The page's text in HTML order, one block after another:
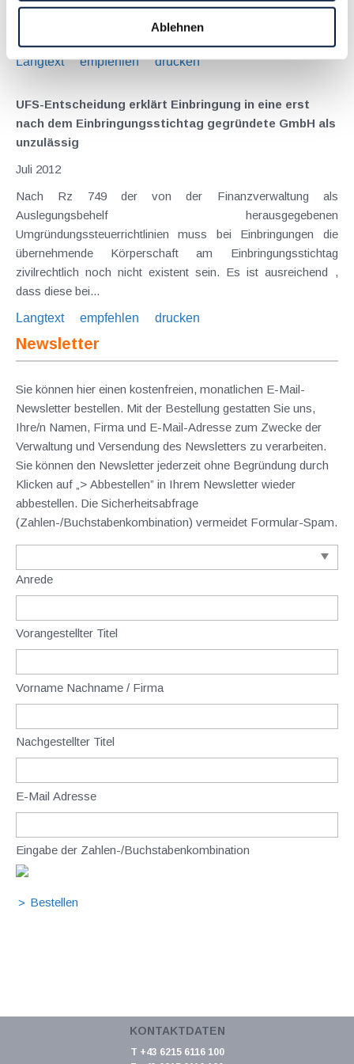
Ablehnen
zur gängigen Verwaltungspraxis...
Langtext
empfehlen drucken
UFS-Entscheidung erklärt Einbringung in eine erst
nach dem Einbringungsstichtag gegründete GmbH als
unzulässig
Juli 2012
Nach Rz 749 der von der Finanzverwaltung als
Auslegungsbehelf herausgegebenen
Umgründungssteuerrichtlinien muss bei Einbringungen die
übernehmende Körperschaft am Einbringungsstichtag
zivilrechtlich noch nicht existent sein. Es ist ausreichend ,
dass diese bei...
Langtext
empfehlen drucken
Newsletter
Sie können hier einen kostenfreien, monatlichen E-Mail-
Newsletter bestellen. Mit der Bestellung gestatten Sie uns,
Ihre/n Namen, Firma und E-Mail-Adresse zum Zwecke der
Verwaltung und Versendung des Newsletters zu verarbeiten.
Sie können den Newsletter jederzeit ohne Begründung durch
Klicken auf „> Abbestellen” in Ihrem Newsletter wieder
abbestellen. Die Sicherheitsabfrage
(Zahlen-/Buchstabenkombination) vermeidet Formular-Spam.
Anrede
Vorangestellter Titel
Vorname Nachname / Firma
Nachgestellter Titel
E-Mail Adresse
Eingabe der Zahlen-/Buchstabenkombination
KONTAKTDATEN
T +43 6215 6116 100